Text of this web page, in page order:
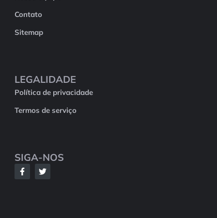
Contato
Sitemap
LEGALIDADE
Política de privacidade
Termos de serviço
SIGA-NOS